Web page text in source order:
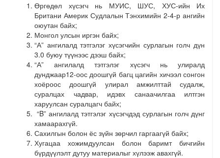
Өргөдөл хүсэгч нь МУИС, ШУС, ХУС-ийн Их
Британи Америк Судлалын Тэнхимийн 2-4-р ангийн
оюутан байх;
Монгол улсын иргэн байх;
“А” ангилалд тэтгэлэг хүсэгчийн сурлагын голч дүн
3.0 буюу түүнээс дээш байх;
“А” ангилалд тэтгэлэг хүсэгч нь улиралд
дунджаар12-оос доошгүй багц цагийн хичээл сонгон
хоёроос доошгүй улирал амжилттай судалж,
суралцах чадвар, идэвх санаачилгаа илтгэн
харуулсан суралцагч байх;
“B” ангилалд тэтгэлэг хүсэгчдэд сурлагын голч дүнг
хамаарахгүй.
Сахилгын болон ёс зүйн зөрчил гаргаагүй байх;
Хугацаа хожимдуулсан болон баримт бичгийн
бүрдүүлэлт дутуу материалыг хүлээж авахгүй.